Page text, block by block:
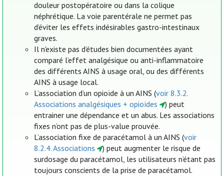
douleur postopératoire ou dans la colique
néphrétique. La voie parentérale ne permet pas
d’éviter les effets indésirables gastro-intestinaux
graves.
Il n'existe pas d’études bien documentées ayant
comparé l’effet analgésique ou anti-inflammatoire
des différents AINS à usage oral, ou des différents
AINS à usage local.
L’association d’un opioïde à un AINS (voir 8.3.2.
Associations analgésiques + opioïdes
) peut
entrainer une dépendance et un abus. Les associations
fixes n’ont pas de plus-value prouvée.
L’association fixe de paracétamol à un AINS (voir
8.2.4. Associations
) peut augmenter le risque de
surdosage du paracétamol, les utilisateurs n’étant pas
toujours conscients de la prise de paracétamol.